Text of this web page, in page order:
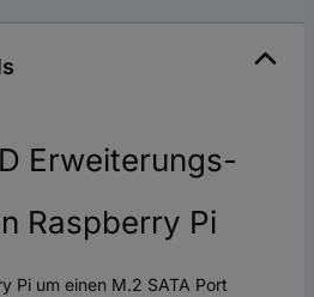
Erweiterungs-
Raspberry Pi
Pi um einen M.2 SATA Port